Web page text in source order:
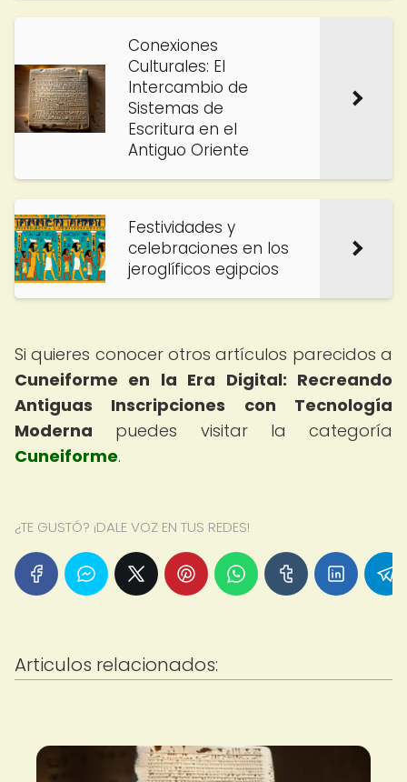
Conexiones
Culturales: El
Intercambio de
Sistemas de
Escritura en el
Antiguo Oriente
Festividades y
celebraciones en los
jeroglíficos egipcios
Si quieres conocer otros artículos parecidos a
Cuneiforme en la Era Digital: Recreando
Antiguas Inscripciones con Tecnología
Moderna puedes visitar la categoría
Cuneiforme.
¿TE GUSTÓ? ¡DALE VOZ EN TUS REDES!
Articulos relacionados: